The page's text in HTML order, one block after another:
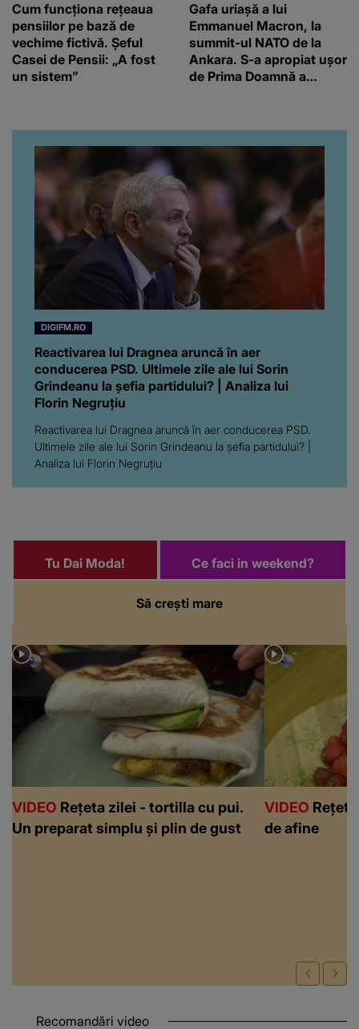
Cum funcționa rețeaua
pensiilor pe bază de
vechime fictivă. Șeful
Casei de Pensii: „A fost
un sistem”
Gafa uriașă a lui
Emmanuel Macron, la
summit-ul NATO de la
Ankara. S-a apropiat ușor
de Prima Doamnă a
înconjurul presei
DIGIFM.RO
Reactivarea lui Dragnea aruncă în aer
conducerea PSD. Ultimele zile ale lui Sorin
Grindeanu la șefia partidului? | Analiza lui
Florin Negruțiu
Reactivarea lui Dragnea aruncă în aer conducerea PSD.
Ultimele zile ale lui Sorin Grindeanu la șefia partidului? |
Analiza lui Florin Negruțiu
Să crești mare
Tu Dai Moda! Ce faci in weekend?
VIDEO Rețeta zilei - tortilla cu pui.
Un preparat simplu și plin de gust
VIDEO
de afine
Recomandări video